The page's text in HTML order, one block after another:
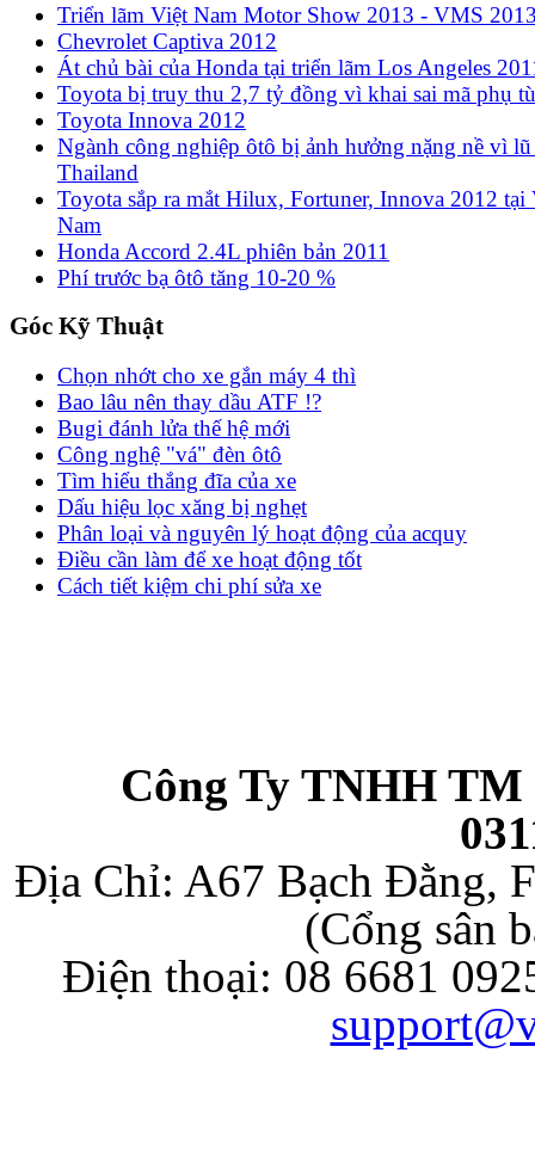
Triển lãm Việt Nam Motor Show 2013 - VMS
Chevrolet Captiva 2012
Át chủ bài của Honda tại triển lãm Los Angeles
Toyota bị truy thu 2,7 tỷ đồng vì khai sai mã phụ
Toyota Innova 2012
Ngành công nghiệp ôtô bị ảnh hưởng nặng nề vì
Thailand
Toyota sắp ra mắt Hilux, Fortuner, Innova 2012 tại
Nam
Honda Accord 2.4L phiên bản 2011
Phí trước bạ ôtô tăng 10-20 %
Góc Kỹ Thuật
Chọn nhớt cho xe gắn máy 4 thì
Bao lâu nên thay dầu ATF !?
Bugi đánh lửa thế hệ mới
Công nghệ "vá" đèn ôtô
Tìm hiểu thắng đĩa của xe
Dấu hiệu lọc xăng bị nghẹt
Phân loại và nguyên lý hoạt động của acquy
Điều cần làm để xe hoạt động tốt
Cách tiết kiệm chi phí sửa xe
Công Ty TNHH
Địa Chỉ: A67 Bạch Đằng,
(Cổng sân
Điện thoại: 08 6681